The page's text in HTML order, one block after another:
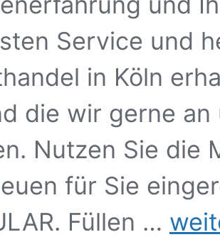
Service und
in Köln
die wir gerne
Nutzen Sie die
für Sie
Füllen …